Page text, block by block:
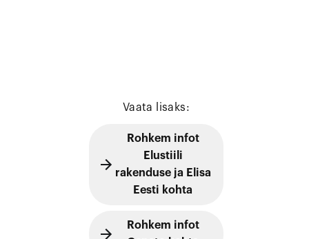
Vaata lisaks:
Rohkem infot
Elustiili
rakenduse ja Elisa
Eesti kohta
Rohkem infot